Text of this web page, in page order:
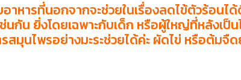
าหารที่นอกจากจะช่วยในเรื่องลดไข้ตัวร้อนไ
นกัน ยิ่งโดยเฉพาะกับเด็ก หรือผู้ใหญ่ที่หลังเป็
สมุนไพรอย่างมะระช่วยได้ค่ะ ผัดไข่ หรือต้ม